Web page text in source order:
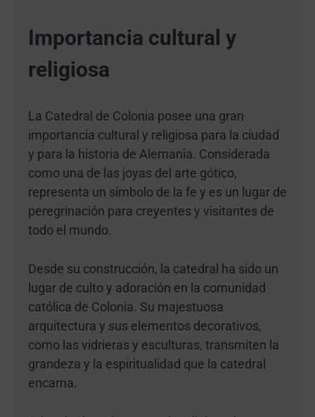
Importancia cultural y
religiosa
La Catedral de Colonia posee una gran
importancia cultural y religiosa para la ciudad
y para la historia de Alemania. Considerada
como una de las joyas del arte gótico,
representa un símbolo de la fe y es un lugar de
peregrinación para creyentes y visitantes de
todo el mundo.
Desde su construcción, la catedral ha sido un
lugar de culto y adoración en la comunidad
católica de Colonia. Su majestuosa
arquitectura y sus elementos decorativos,
como las vidrieras y esculturas, transmiten la
grandeza y la espiritualidad que la catedral
encarna.